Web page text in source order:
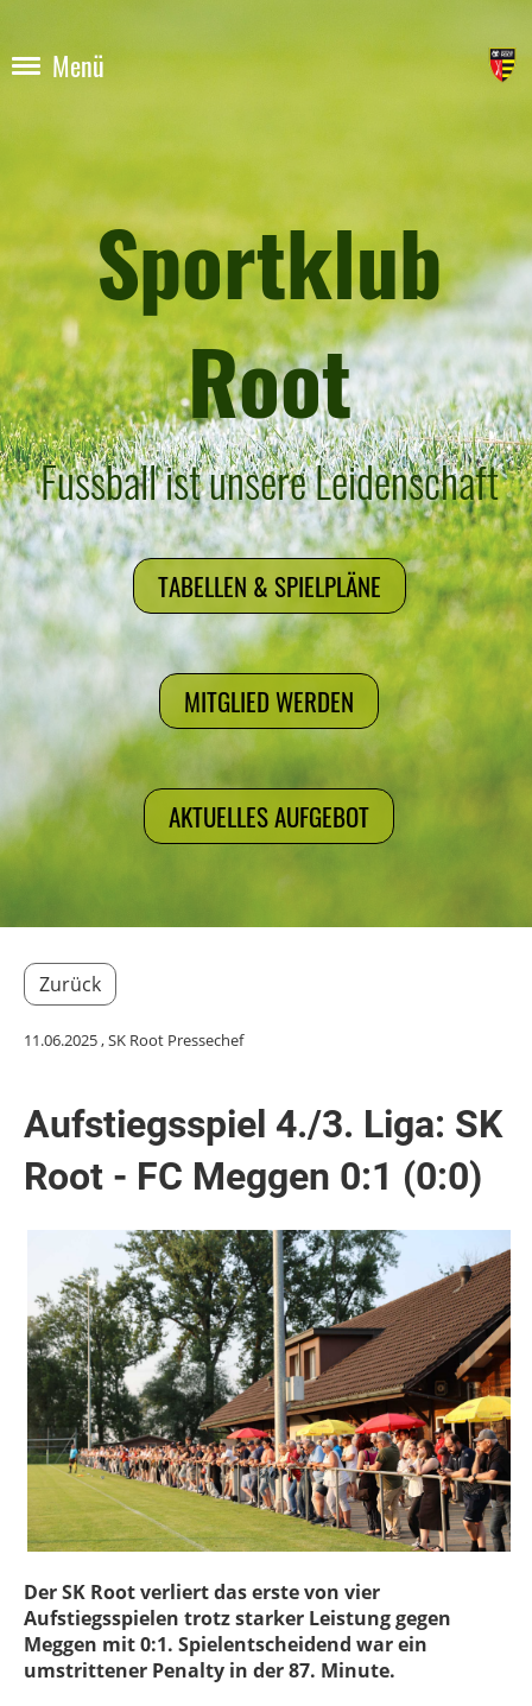
Menü
Sportklub
Root
Fussball ist unsere Leidenschaft
TABELLEN & SPIELPLÄNE
MITGLIED WERDEN
AKTUELLES AUFGEBOT
Zurück
11.06.2025, SK Root Pressechef
Aufstiegsspiel 4./3. Liga: SK
Root - FC Meggen 0:1 (0:0)
Der SK Root verliert das erste von vier
Aufstiegsspielen trotz starker Leistung gegen
Meggen mit 0:1. Spielentscheidend war ein
umstrittener Penalty in der 87. Minute.